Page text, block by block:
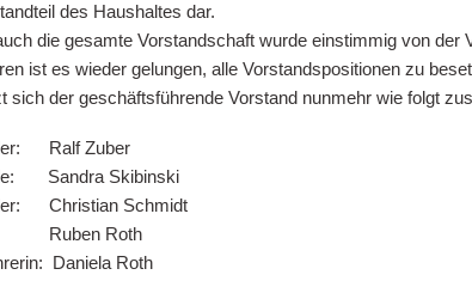
des Haushaltes dar.
die gesamte Vorstandschaft wurde einstimmig von der
ist es wieder gelungen, alle Vorstandspositionen zu
sich der geschäftsführende Vorstand nunmehr wie folgt
Ralf Zuber
Sandra Skibinski
Christian Schmidt
Roth
Daniela Roth